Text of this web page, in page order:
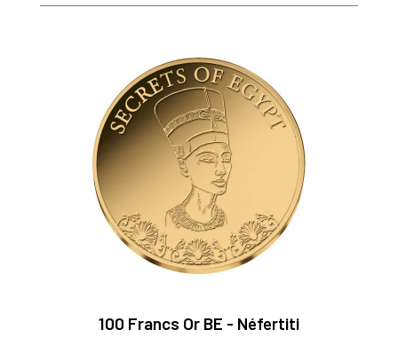
100 Francs Or BE - Néfertiti